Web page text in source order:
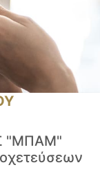
"ΜΠΑΜ"